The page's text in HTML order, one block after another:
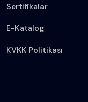
Sertifikalar
E-Katalog
KVKK Politikası